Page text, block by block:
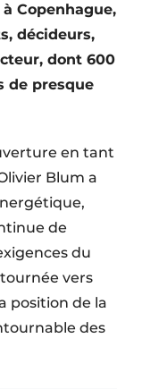
Copenhague,
décideurs,
dont 600
de presque
en tant
Blum a
de
du
vers
position de la
des